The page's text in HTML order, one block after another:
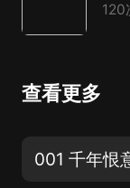
120
查看更多
001 千年恨